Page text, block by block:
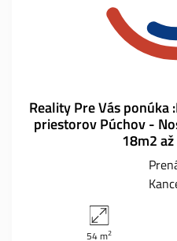
Reality Pre Vás ponúka
priestorov Púchov -
18m2
54 m2